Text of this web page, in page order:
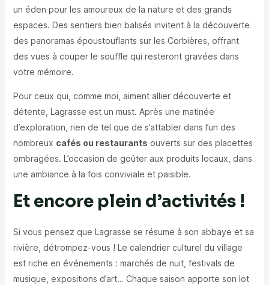
un éden pour les amoureux de la nature et des grands
espaces. Des sentiers bien balisés invitent à la découverte
des panoramas époustouflants sur les Corbières, offrant
des vues à couper le souffle qui resteront gravées dans
votre mémoire.
Pour ceux qui, comme moi, aiment allier découverte et
détente, Lagrasse est un must. Après une matinée
d’exploration, rien de tel que de s’attabler dans l’un des
nombreux cafés ou restaurants ouverts sur des placettes
ombragées. L’occasion de goûter aux produits locaux, dans
une ambiance à la fois conviviale et paisible.
Et encore plein d’activités !
Si vous pensez que Lagrasse se résume à son abbaye et sa
rivière, détrompez-vous ! Le calendrier culturel du village
est riche en événements : marchés de nuit, festivals de
musique, expositions d’art… Chaque saison apporte son lot